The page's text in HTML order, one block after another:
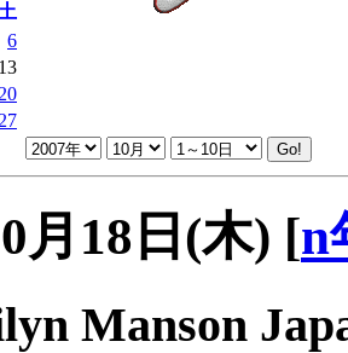
土
6
13
20
27
月18日(木) [n
Manson